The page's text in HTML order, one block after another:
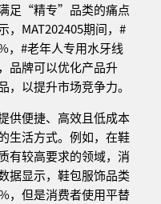
足“精专”品类的痛点
MAT202405期间，#
，#老年人专用水牙线
品牌可以优化产品升
以提升市场竞争力。
供便捷、高效且低成本
生活方式。例如，在鞋
有较高要求的领域，消
据显示，鞋包服饰品类
，但是消费者使用平替